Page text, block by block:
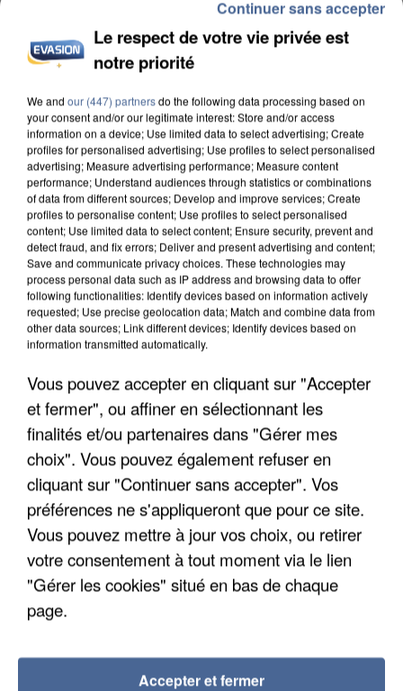
L’UN DES FONDATEURS SUPPOSÉS DE LA DZ
MAFIA INTERPELLÉ EN ALGÉRIE
UN SECOND CADRE DE LA DZ MAFIA
INTERPELLÉ EN ALGÉRIE
Le respect de votre vie privée est
notre priorité
We and our (447) partnersdo the following data processing based on
your consent and/or our legitimate interest: Store and/or access
information on a device; Use limited data to select advertising; Create
profiles for personalised advertising; Use profiles to select personalised
advertising; Measure advertising performance; Measure content
performance; Understand audiences through statistics or combinations
of data from different sources; Develop and improve services; Create
profiles to personalise content; Use profiles to select personalised
content; Use limited data to select content; Ensure security, prevent and
detect fraud, and fix errors; Deliver and present advertising and content;
Save and communicate privacy choices. These technologies may
process personal data such as IP address and browsing data to offer
following functionalities: Identify devices based on information actively
requested; Use precise geolocation data; Match and combine data from
other data sources; Link different devices; Identify devices based on
information transmitted automatically.
Vous pouvez accepter en cliquant sur "Accepter
et fermer", ou affiner en sélectionnant les
finalités et/ou partenaires dans "Gérer mes
choix". Vous pouvez également refuser en
cliquant sur "Continuer sans accepter". Vos
préférences ne s'appliqueront que pour ce site.
Vous pouvez mettre à jour vos choix, ou retirer
votre consentement à tout moment via le lien
"Gérer les cookies" situé en bas de chaque
page.
Accepter et fermer
Continuer sans accepter